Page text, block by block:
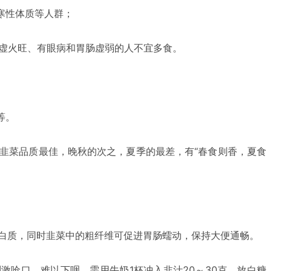
体质等人群；
、有眼病和胃肠虚弱的人不宜多食。
质最佳，晚秋的次之，夏季的最差，有“春食则香，夏食
时韭菜中的粗纤维可促进胃肠蠕动，保持大便通畅。